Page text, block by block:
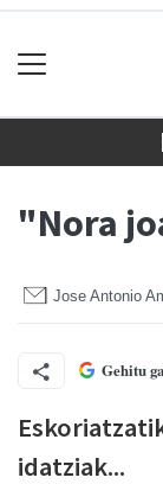
"Nora
Jose Antonio
Gehitu
idatziak...